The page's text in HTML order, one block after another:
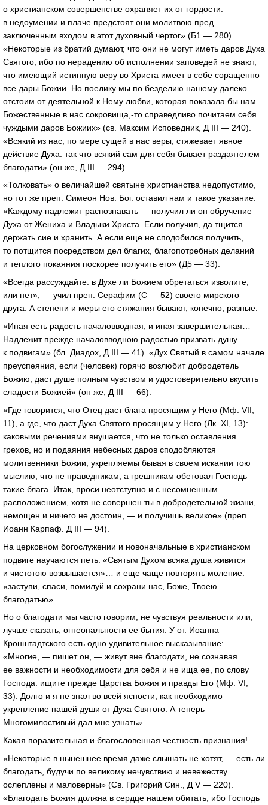
о христианском совершенстве охраняет их от гордости:
в недоумении и плаче предстоят они молитвою пред
заключенным входом в этот духовный чертог» (Б1 — 280).
«Некоторые из братий думают, что они не могут иметь даров Духа
Святого; ибо по нерадению об исполнении заповедей не знают,
что имеющий истинную веру во Христа имеет в себе соращенно
все дары Божии. Но поелику мы по безделию нашему далеко
отстоим от деятельной к Нему любви, которая показала бы нам
Божественные в нас сокровища,-то справедливо почитаем себя
чуждыми даров Божиих» (св. Максим Исповедник, Д III — 240).
«Всякий из нас, по мере сущей в нас веры, стяжевает явное
действие Духа: так что всякий сам для себя бывает раздаятелем
благодати» (он же, Д III — 294).
«Толковать» о величайшей святыне христианства недопустимо,
но тот же преп. Симеон Нов. Бог. оставил нам и такое указание:
«Каждому надлежит распознавать — получил ли он обручение
Духа от Жениха и Владыки Христа. Если получил, да тщится
держать сие и хранить. А если еще не сподобился получить,
то потщится посредством дел благих, благопотребных деланий
и теплого покаяния поскорее получить его» (Д5 — 33).
«Всегда рассуждайте: в Духе ли Божием обретаться изволите,
или нет», — учил преп. Серафим (С — 52) своего мирского
друга. А степени и меры его стяжания бывают, конечно, разные.
«Иная есть радость началовводная, и иная завершительная…
Надлежит прежде началовводною радостью призвать душу
к подвигам» (бл. Диадох, Д III — 41). «Дух Святый в самом начале
преуспеяния, если (человек) горячо возлюбит добродетель
Божию, даст душе полным чувством и удостоверительно вкусить
сладости Божией» (он же, Д III — 66).
«Где говорится, что Отец даст блага просящим у Него (Мф. VII,
11), а где, что даст Духа Святого просящим у Него (Лк. XI, 13):
каковыми речениями внушается, что не только оставления
грехов, но и подаяния небесных даров сподобляются
молитвенники Божии, укрепляемы бывая в своем искании тою
мыслию, что не праведникам, а грешникам обетовал Господь
такие блага. Итак, проси неотступно и с несомненным
расположением, хотя не совершен ты в добродетельной жизни,
немощен и ничего не достоин, — и получишь великое» (преп.
Иоанн Карпаф. Д III — 94).
На церковном богослужении и новоначальные в христианском
подвиге научаются петь: «Святым Духом всяка душа живится
и чистотою возвышается»… и еще чаще повторять моление:
«заступи, спаси, помилуй и сохрани нас, Боже, Твоею
благодатью».
Но о благодати мы часто говорим, не чувствуя реальности или,
лучше сказать, огнеопальности ее бытия. У от. Иоанна
Кронштадтского есть одно удивительное высказывание:
«Многие, — пишет он, — живут вне благодати, не сознавая
ее важности и необходимости для себя и не ища ее, по слову
Господа: ищите прежде Царства Божия и правды Его (Мф. VI,
33). Долго и я не знал во всей ясности, как необходимо
укрепление нашей души от Духа Святого. А теперь
Многомилостивый дал мне узнать».
Какая поразительная и благословенная честность признания!
«Некоторые в нынешнее время даже слышать не хотят, — есть ли
благодать, будучи по великому нечувствию и невежеству
ослеплены и маловерны» (Св. Григорий Син., Д V — 220).
«Благодать Божия должна в сердце нашем обитать, ибо Господь